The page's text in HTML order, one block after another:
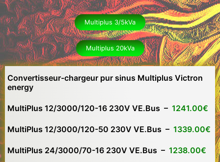
Multiplus 3/5kVa
Multiplus 20kVa
Convertisseur-chargeur pur sinus Multiplus Victron
energy
MultiPlus 12/3000/120-16 230V VE.Bus – 1241.00€
MultiPlus 12/3000/120-50 230V VE.Bus – 1339.00€
MultiPlus 24/3000/70-16 230V VE.Bus – 1238.00€